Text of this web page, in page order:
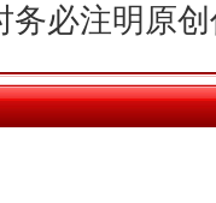
务必注明原